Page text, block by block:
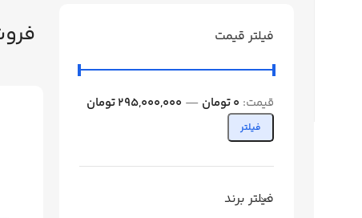
فیلتر قیمت
فیلتر
قیمت: 0 تومان — 295,000,000 تومان
فیلتر برند